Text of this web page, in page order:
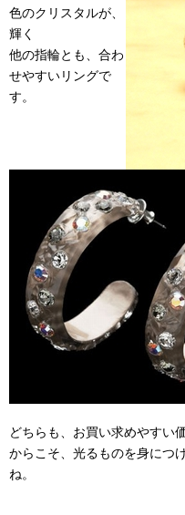
色のクリスタルが、
輝く
他の指輪とも、合わ
せやすいリングで
す。
どちらも、お買い求めやすい
からこそ、光るものを身につ
ね。